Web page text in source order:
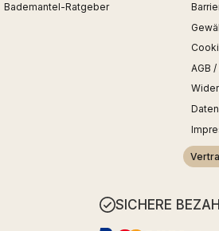
Bademantel-Ratgeber
AGB
SICHERE